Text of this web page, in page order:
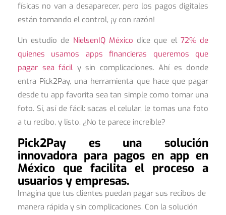
físicas no van a desaparecer, pero los pagos digitales
están tomando el control, ¡y con razón!
Un estudio de NielsenIQ México dice que el 72% de
quienes usamos apps financieras queremos que
pagar sea fácily sin complicaciones. Ahí es donde
entra Pick2Pay, una herramienta que hace que pagar
desde tu app favorita sea tan simple como tomar una
foto. Sí, así de fácil: sacas el celular, le tomas una foto
a tu recibo, y listo. ¿No te parece increíble?
Pick2Pay es una solución
innovadora para pagos en app en
México que facilita el proceso a
usuarios y empresas.
Imagina que tus clientes puedan pagar sus recibos de
manera rápida y sin complicaciones. Con la solución